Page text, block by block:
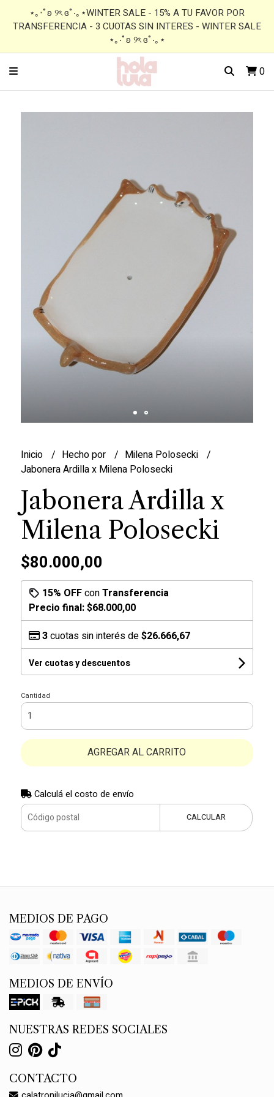
⋆｡‧˚ʚ ୨ৎ ɞ˚‧｡⋆WINTER SALE - 15% A TU FAVOR POR
TRANSFERENCIA - 3 CUOTAS SIN INTERES - WINTER SALE
⋆｡‧˚ʚ ୨ৎ ɞ˚‧｡⋆
0
Inicio Hecho por
Milena Polosecki
Jabonera Ardilla x Milena Polosecki
Jabonera Ardilla x
Milena Polosecki
$80.000,00
15% OFFconTransferencia
Precio final:$68.000,00
3cuotas sin interés de$26.666,67
Ver cuotas y descuentos
Cantidad
AGREGAR AL CARRITO
Calculá el costo de envío
CALCULAR
MEDIOS DE PAGO
MEDIOS DE ENVÍO
NUESTRAS REDES SOCIALES
CONTACTO